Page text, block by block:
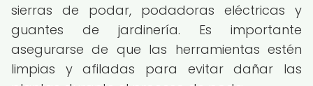
sierras de podar, podadoras eléctricas y
guantes de jardinería. Es importante
asegurarse de que las herramientas estén
limpias y afiladas para evitar dañar las